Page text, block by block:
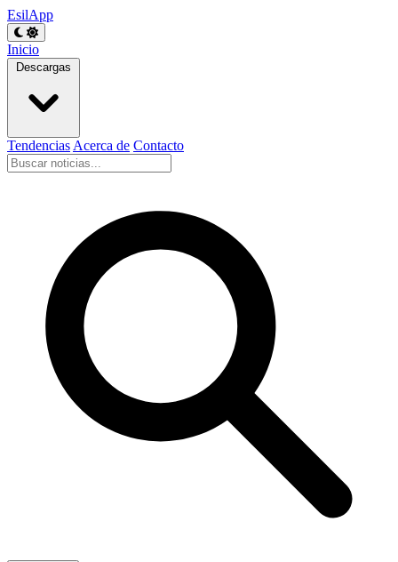
EsilApp
Inicio
Descargas
Tendencias Acerca de Contacto